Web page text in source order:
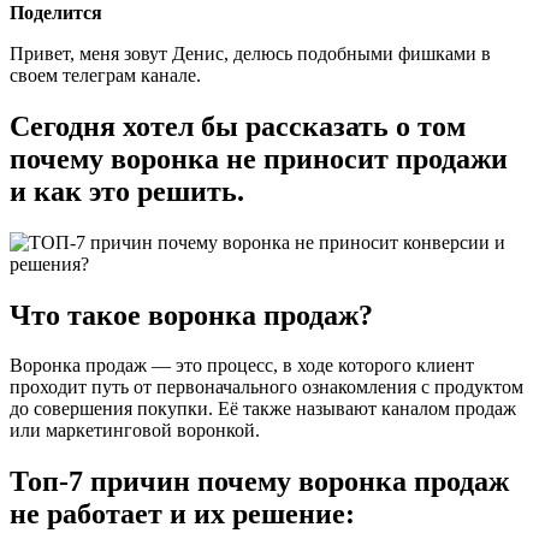
Поделится
Привет, меня зовут Денис, делюсь подобными фишками в
своем телеграм канале.
Сегодня хотел бы рассказать о том
почему воронка не приносит продажи
и как это решить.
Что такое воронка продаж?
Воронка продаж — это процесс, в ходе которого клиент
проходит путь от первоначального ознакомления с продуктом
до совершения покупки. Её также называют каналом продаж
или маркетинговой воронкой.
Топ-7 причин почему воронка продаж
не работает и их решение: